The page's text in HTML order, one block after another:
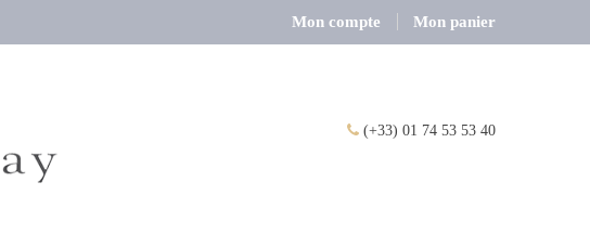
Mon compte Mon panier
(+33) 01 74 53 53 40